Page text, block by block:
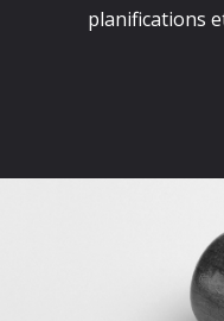
planifications